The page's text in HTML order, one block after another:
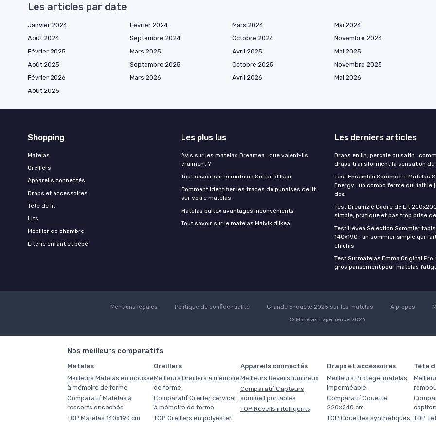
Les articles par date
Janvier 2024 Février 2024 Mars 2024 Mai 2024
Août 2024
Septembre 2024 Octobre 2024 Novembre 2024
Février 2025
Mars 2025 Avril 2025 Mai 2025
Août 2025
Septembre 2025 Octobre 2025 Novembre 2025
Février 2026
Mars 2026 Avril 2026 Mai 2026
Août 2026
Shopping
Matelas
Oreillers
Appareils connectés
Draps et accessoires
Tête de lit
Lits
Mobilier de chambre
Literie enfant et bébé
Les plus lus
Avis sur les matelas Dreamea : que valent-ils
vraiment ?
Tout savoir sur le matelas Sultan d'Ikea
Comment identifier les traces de punaises de lit
sur votre matelas
Matelas bultex avantages inconvénients
Tout savoir sur le matelas Malvik d'Ikea
Les derniers articles
Draps en lin, percale ou satin :
draps transforment la sensation du
Test Ensemble Sommier + Matelas
Energy : un combo ferme qui fait le
dos
Test Dreamzie Cadre de Lit
simple, pratique et pas trop prise
Test Hévéa Sélection Sommier
140x190 : un sommier simple qui
chichis
Test Surmatelas Emma Original Pro
gros pansement pour matelas
Mentions légales Politique de confidentialité Grande Enquête 2025 sur les matelas À propos
© Matelas Experience 2026
Nos meilleurs comparatifs
Matelas
Meilleurs Matelas en mousse
à mémoire de forme
Comparatif Matelas à
ressorts ensachés
TOP Matelas 140x190 cm
Oreillers
Meilleurs Oreillers à mémoire
de forme
Comparatif Oreiller cervical
à mémoire de forme
TOP Oreillers en polyester
Appareils connectés
Meilleurs Réveils lumineux
Comparatif Capteurs
sommeil portables
TOP Réveils intelligents
Draps et accessoires
Meilleurs Protège-matelas
imperméable
Comparatif Couette
220x240 cm
TOP Couettes synthétiques
Tête
TOP